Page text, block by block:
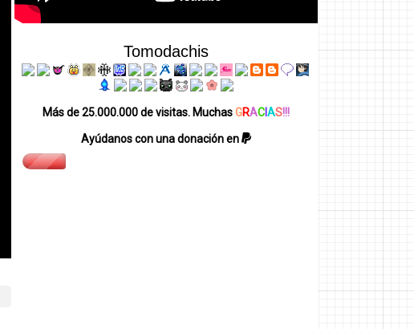
Tomodachis
Más de 25.000.000 de visitas. MuchasGRACAS!!!
Ayúdanos con una donación en